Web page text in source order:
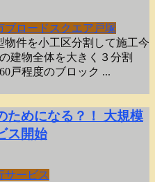
ブロードスクエア戸塚
件を小工区分割して施工今
建物全体を大きく３分割
戸程度のブロック ...
ためになる？！ 大規模
ス開始
サービス